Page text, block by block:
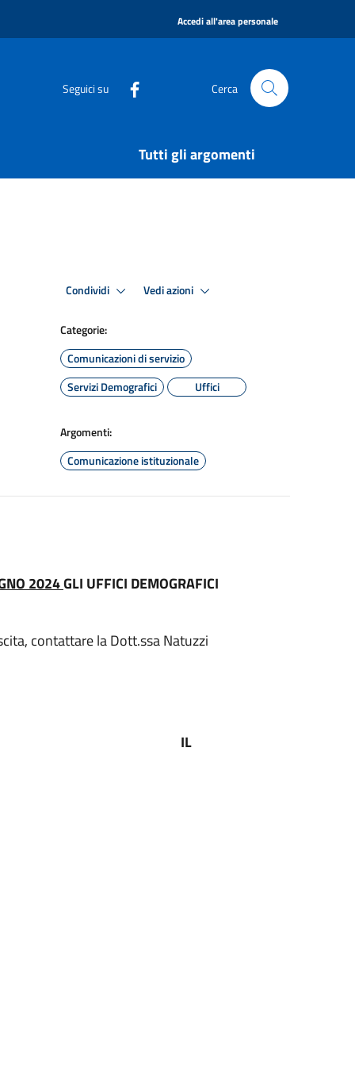
Accedi all'area personale
Seguici su Cerca
Tutti gli argomenti
Condividi Vedi azioni
Categorie:
Comunicazioni di servizio
Servizi Demografici
Uffici
Argomenti:
Comunicazione istituzionale
2024GLI UFFICI DEMOGRAFICI
contattare la Dott.ssa Natuzzi